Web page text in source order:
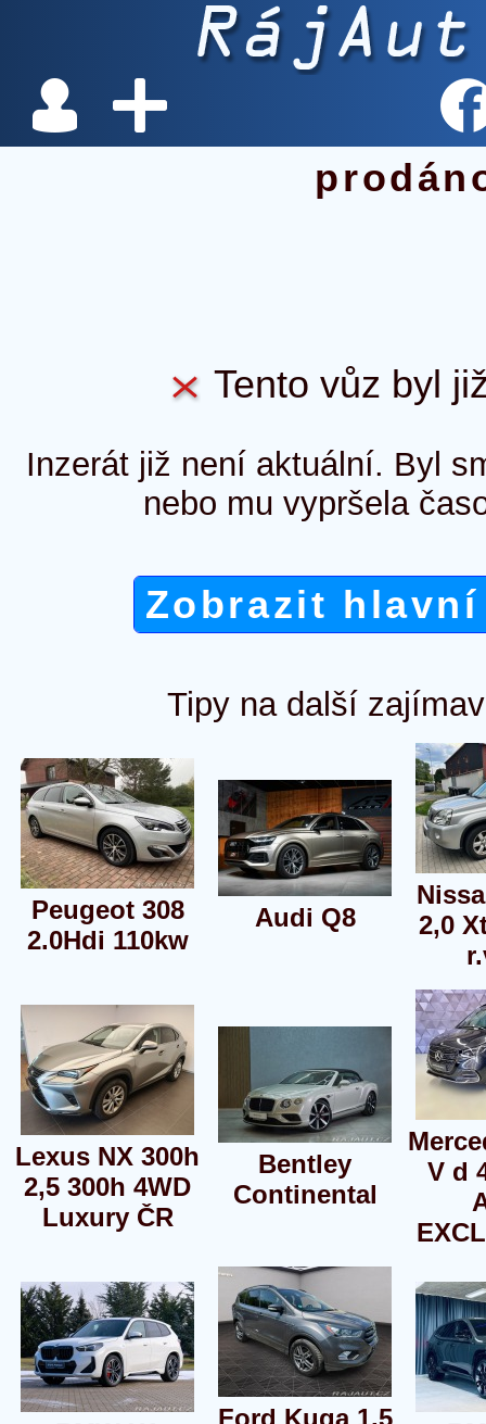
Tento vůz byl
Inzerát již není aktuální. Byl
nebo mu vypršela
Zobrazit
Tipy na další
Peugeot 308
2.0Hdi 110kw
Audi Q8
2,0
Lexus NX 300h
2,5 300h 4WD
Luxury ČR
Bentley
Continental
V d
Ford Kuga 1,5